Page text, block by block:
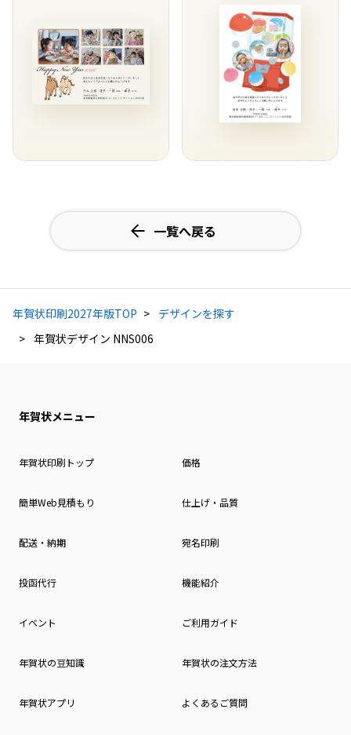
一覧へ戻る
年賀状印刷2027年版TOP
デザインを探す
年賀状デザイン NNS006
年賀状メニュー
年賀状印刷トップ 価格
簡単Web見積もり 仕上げ・品質
配送・納期 宛名印刷
投函代行 機能紹介
イベント ご利用ガイド
年賀状の豆知識 年賀状の注文方法
年賀状アプリ よくあるご質問